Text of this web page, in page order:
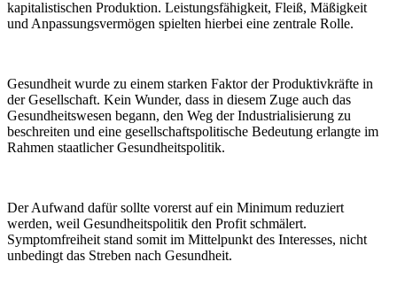
kapitalistischen Produktion. Leistungsfähigkeit, Fleiß, Mäßigkeit
und Anpassungsvermögen spielten hierbei eine zentrale Rolle.
Gesundheit wurde zu einem starken Faktor der Produktivkräfte in
der Gesellschaft. Kein Wunder, dass in diesem Zuge auch das
Gesundheitswesen begann, den Weg der Industrialisierung zu
beschreiten und eine gesellschaftspolitische Bedeutung erlangte im
Rahmen staatlicher Gesundheitspolitik.
Der Aufwand dafür sollte vorerst auf ein Minimum reduziert
werden, weil Gesundheitspolitik den Profit schmälert.
Symptomfreiheit stand somit im Mittelpunkt des Interesses, nicht
unbedingt das Streben nach Gesundheit.